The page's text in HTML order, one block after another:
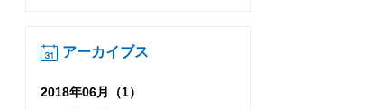
アーカイブス
2018年06月（1）